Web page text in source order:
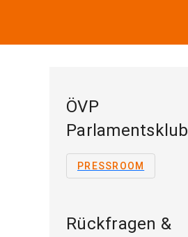
ÖVP
Parlamentsklub
PRESSROOM
Rückfragen &